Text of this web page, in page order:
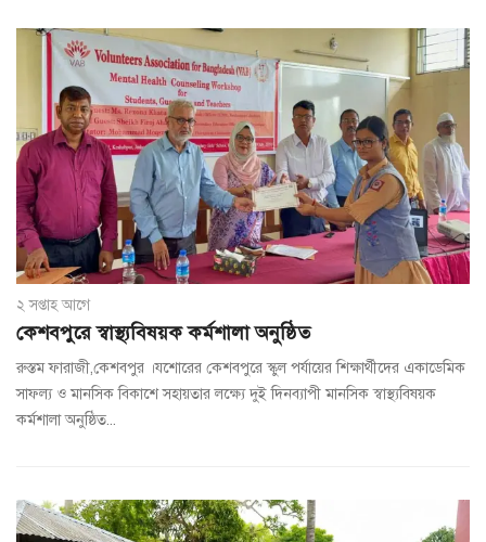
২ সপ্তাহ আগে
কেশবপুরে স্বাস্থ্যবিষয়ক কর্মশালা অনুষ্ঠিত
রুস্তম ফারাজী,কেশবপুর ।যশোরের কেশবপুরে স্কুল পর্যায়ের শিক্ষার্থীদের একাডেমিক
সাফল্য ও মানসিক বিকাশে সহায়তার লক্ষ্যে দুই দিনব্যাপী মানসিক স্বাস্থ্যবিষয়ক
কর্মশালা অনুষ্ঠিত...